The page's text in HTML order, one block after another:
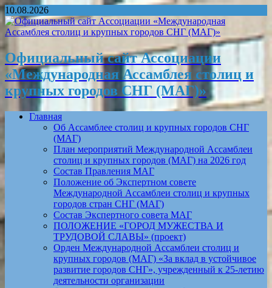
10.08.2026
Официальный сайт Ассоциации
«Международная Ассамблея столиц и
крупных городов СНГ (МАГ)»
Главная
Об Ассамблее столиц и крупных городов СНГ
(МАГ)
План мероприятий Международной Ассамблеи
столиц и крупных городов (МАГ) на 2026 год
Состав Правления МАГ
Положение об Экспертном совете
Международной Ассамблеи столиц и крупных
городов стран СНГ (МАГ)
Состав Экспертного совета МАГ
ПОЛОЖЕНИЕ «ГОРОД МУЖЕСТВА И
ТРУДОВОЙ СЛАВЫ» (проект)
Орден Международной Ассамблеи столиц и
крупных городов (МАГ) «За вклад в устойчивое
развитие городов СНГ», учрежденный к 25-летию
деятельности организации